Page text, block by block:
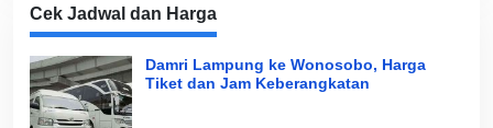
Cek Jadwal dan Harga
Damri Lampung ke Wonosobo, Harga
Tiket dan Jam Keberangkatan